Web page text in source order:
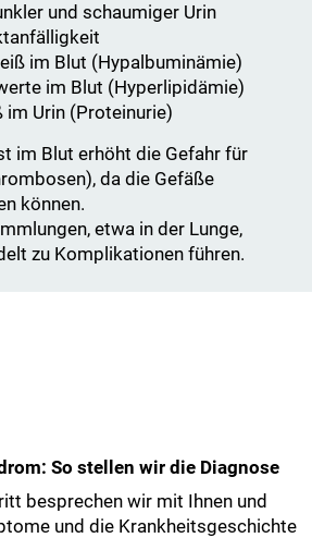
und schaumiger Urin
im Blut (Hypalbuminämie)
im Blut (Hyperlipidämie)
im Urin (Proteinurie)
im Blut erhöht die Gefahr für
da die Gefäße
können.
etwa in der Lunge,
zu Komplikationen führen.
So stellen wir die Diagnose
besprechen wir mit Ihnen und
und die Krankheitsgeschichte